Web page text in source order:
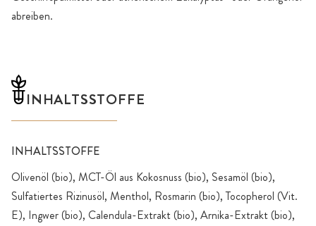
abreiben.
INHALTSSTOFFE
INHALTSSTOFFE
Olivenöl (bio), MCT-Öl aus Kokosnuss (bio), Sesamöl (bio),
Sulfatiertes Rizinusöl, Menthol, Rosmarin (bio), Tocopherol (Vit.
E), Ingwer (bio), Calendula-Extrakt (bio), Arnika-Extrakt (bio),